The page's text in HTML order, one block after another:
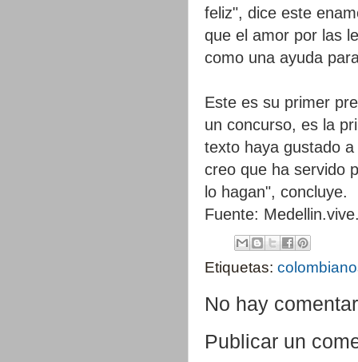
feliz", dice este
que el amor por las
como una ayuda
Este es su primer
un concurso, es la
texto haya gustado
creo que ha servido
lo hagan", concluye.
Fuente:
Etiquetas:
No hay
Publicar un